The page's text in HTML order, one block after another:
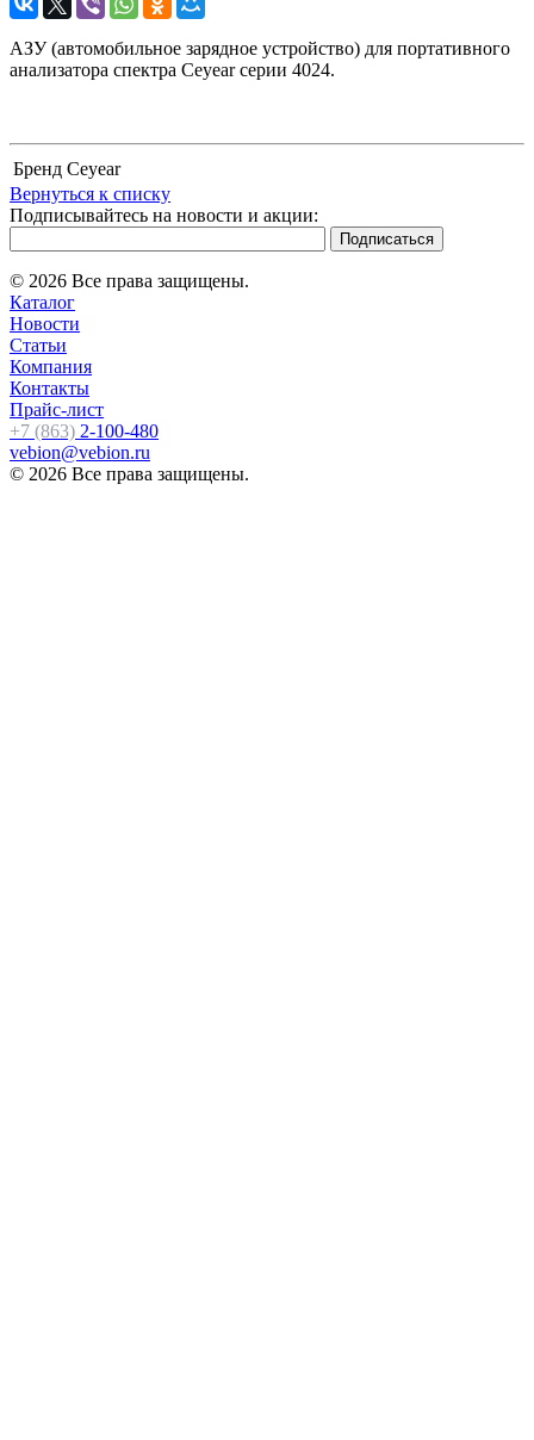
АЗУ (автомобильное зарядное устройство) для портативного
анализатора спектра Ceyear серии 4024.
Бренд Ceyear
Вернуться к списку
Подписывайтесь на новости и акции:
© 2026 Все права защищены.
Каталог
Новости
Статьи
Компания
Контакты
Прайс-лист
+7 (863) 2-100-480
vebion@vebion.ru
© 2026 Все права защищены.